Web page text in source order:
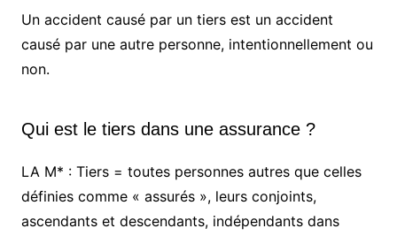
Un accident causé par un tiers est un accident
causé par une autre personne, intentionnellement ou
non.
Qui est le tiers dans une assurance ?
LA M* : Tiers = toutes personnes autres que celles
définies comme « assurés », leurs conjoints,
ascendants et descendants, indépendants dans